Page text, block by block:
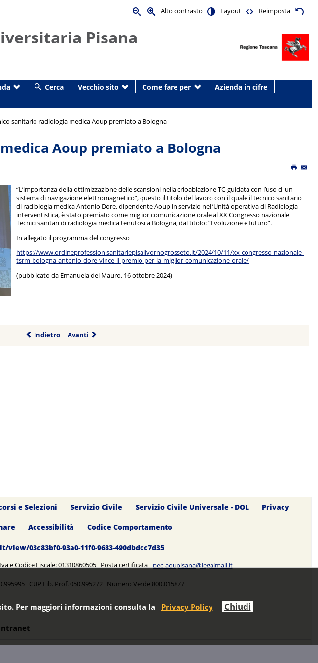
Alto contrasto Layout Reimposta
Pisana
Cerca Vecchio sito Come fare per
Azienda in cifre
sanitario radiologia medica Aoup premiato a Bologna
Aoup premiato a Bologna
“L’importanza della ottimizzazione delle scansioni nella crioablazione TC-guidata con l’uso di un
sistema di navigazione elettromagnetico”, questo il titolo del lavoro con il quale il tecnico sanitario
di radiologia medica Antonio Dore, dipendente Aoup in servizio nell’Unità operativa di Radiologia
interventistica, è stato premiato come miglior comunicazione orale al XX Congresso nazionale
Tecnici sanitari di radiologia medica tenutosi a Bologna, dal titolo: “Evoluzione e futuro”.
In allegato il programma del congresso
https://www.ordineprofessionisanitariepisalivornogrosseto.it/2024/10/11/xx-congresso-nazionale-
tsrm-bologna-antonio-dore-vince-il-premio-per-la-miglior-comunicazione-orale/
(pubblicato da Emanuela del Mauro, 16 ottobre 2024)
Indietro Avanti
e Selezioni Servizio Civile Servizio Civile Universale - DOL Privacy
Accessibilità Codice Comportamento
03c83bf0-93a0-11f0-9683-490dbdcc7d35
e Codice Fiscale: 01310860505 Posta certificata pec-aoupisana@legalmail.it
CUP Lib. Prof. 050.995272 Numero Verde 800.015877
Per maggiori informazioni consulta la Privacy Policy Chiudi